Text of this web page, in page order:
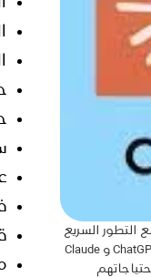
التطور السريع
الذي شهدته النماذج اللغوية خلال السنوات الأخيرة. وعند الحديث عن أشهر هذه الأدوات، تبرز مقارنة بين ChatGPT و Claude